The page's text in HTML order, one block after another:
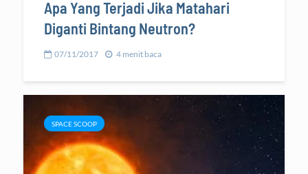
Apa Yang Terjadi Jika Matahari
Diganti Bintang Neutron?
07/11/2017 4 menit baca
SPACE SCOOP